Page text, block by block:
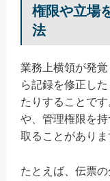
権限や立場
法
業務上横領が発
ら記録を修正し
たりすることで
や、管理権限を
取ることがありま
たとえば、伝票